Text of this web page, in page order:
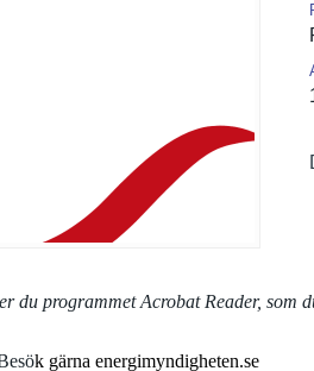
du programmet Acrobat Reader, som
k gärna energimyndigheten.se